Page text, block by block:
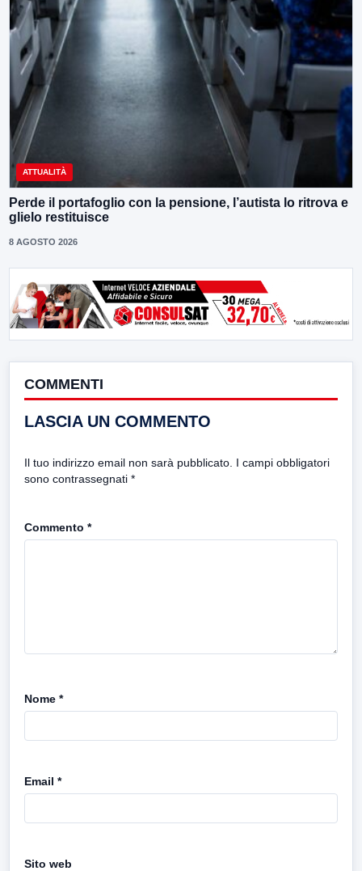
ATTUALITÀ
Perde il portafoglio con la pensione, l’autista lo ritrova e
glielo restituisce
8 AGOSTO 2026
COMMENTI
LASCIA UN COMMENTO
Il tuo indirizzo email non sarà pubblicato. I campi obbligatori
sono contrassegnati *
Commento *
Nome *
Email *
Sito web